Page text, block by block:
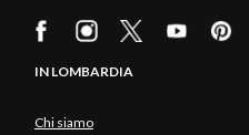
IN LOMBARDIA
Chi siamo